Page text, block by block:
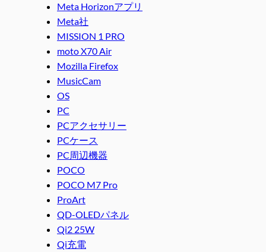
Meta Horizonアプリ
Meta社
MISSION 1 PRO
moto X70 Air
Mozilla Firefox
MusicCam
OS
PC
PCアクセサリー
PCケース
PC周辺機器
POCO
POCO M7 Pro
ProArt
QD-OLEDパネル
Qi2 25W
Qi充電